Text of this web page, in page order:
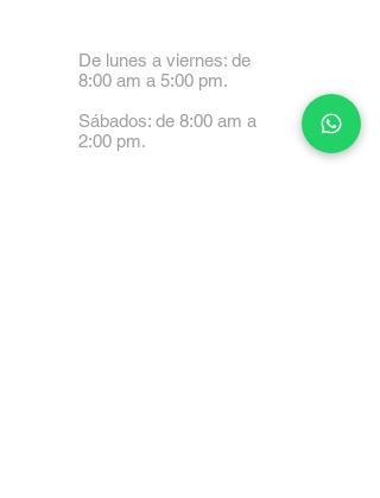
De lunes a viernes: de
8:00 am a 5:00 pm.
Sábados: de 8:00 am a
2:00 pm.